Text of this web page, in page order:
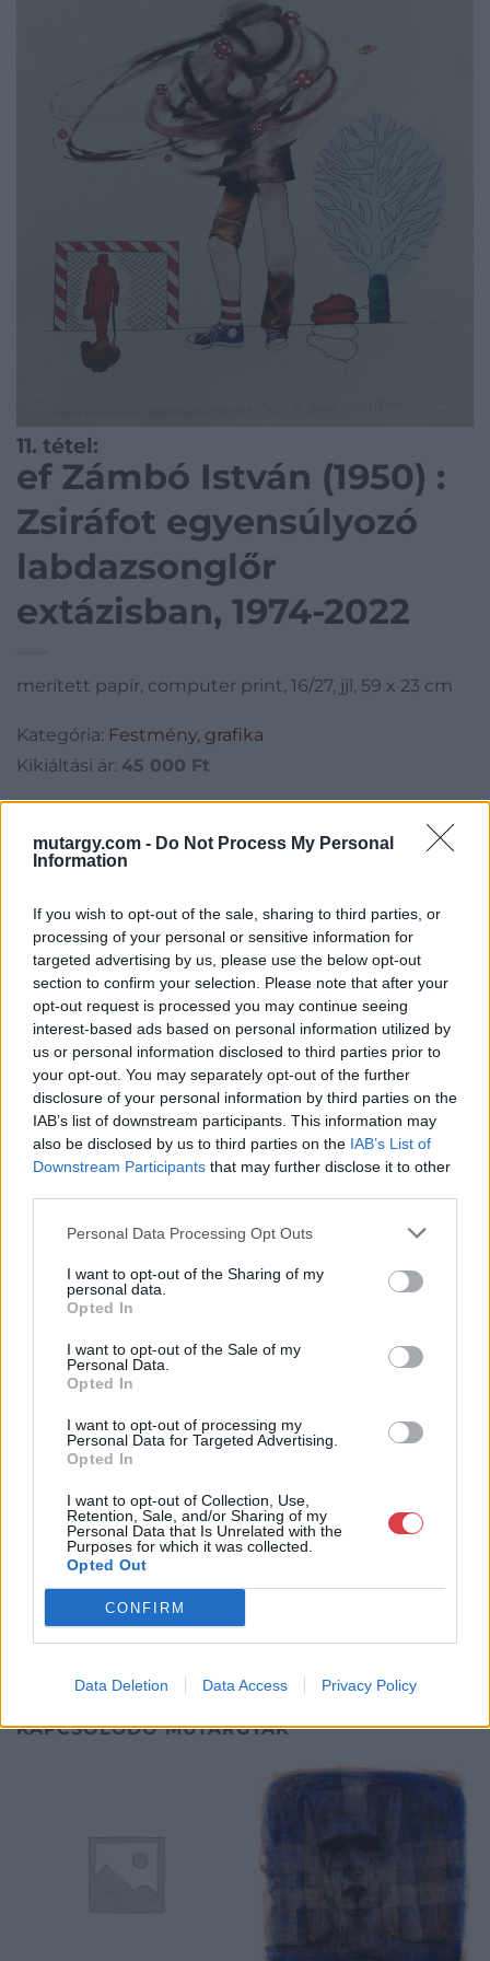
mutargy.com - Do Not Process My Personal
Information
If you wish to opt-out of the sale, sharing to third parties, or
processing of your personal or sensitive information for
targeted advertising by us, please use the below opt-out
section to confirm your selection. Please note that after your
opt-out request is processed you may continue seeing
interest-based ads based on personal information utilized by
us or personal information disclosed to third parties prior to
your opt-out. You may separately opt-out of the further
disclosure of your personal information by third parties on the
IAB’s list of downstream participants. This information may
also be disclosed by us to third parties on the IAB’s List of
Downstream Participants that may further disclose it to other
Personal Data Processing Opt Outs
I want to opt-out of the Sharing of my
personal data.
Opted In
I want to opt-out of the Sale of my
Personal Data.
Opted In
I want to opt-out of processing my
Personal Data for Targeted Advertising.
Opted In
I want to opt-out of Collection, Use,
Retention, Sale, and/or Sharing of my
Personal Data that Is Unrelated with the
Purposes for which it was collected.
Opted Out
CONFIRM
Data Deletion Data Access Privacy Policy
11. tétel:
ef Zámbó István (1950) :
Zsiráfot egyensúlyozó
labdazsonglőr
extázisban, 1974-2022
merített papír, computer print, 16/27, jjl, 59 x 23 cm
Kategória: Festmény, grafika
Kikiáltási ár: 45 000 Ft
Aukció neve:261.aukció - festmény, grafika, műtárgy
Aukció ideje: 18:00
Aukció helye: II. Zsigmond tér 8.
Tételszám: 11
Eladó adatai
Eladó:Műgyűjtők Háza Kft.
Cím: Dudás Attila
Műgyűjtők Háza kft.
1023
Bemutatkozás: 2013 nyarán nyitottuk meg Galériánkat
Budapesten, a II. kerületben. Célunk, hogy az eladók optimális
áron, gyorsan találjanak vevőt műtárgyaikra, az eladók pedig
rendszeresen tudják gazdagítani gyűjteményüket változatos
kínálatunkból. Ezért is rendezünk minden második héten,
szerda esténként online árverést! Kedd-től péntek-ig 11.00-este
GALÉRIA TOVÁBBI MŰTÁRGYAI
KAPCSOLÓDÓ MŰTÁRGYAK